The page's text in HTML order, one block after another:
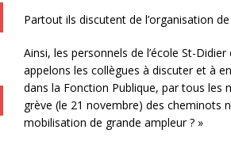
Partout ils discutent de l’organisation
Ainsi, les personnels de l’école St-
appelons les collègues à discuter et à
dans la Fonction Publique, par tous les
grève (le 21 novembre) des cheminots
mobilisation de grande ampleur ? »